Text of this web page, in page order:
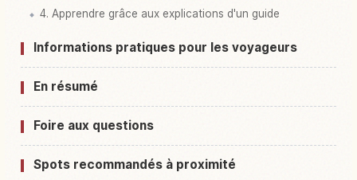
4. Apprendre grâce aux explications d'un guide
Informations pratiques pour les voyageurs
En résumé
Foire aux questions
Spots recommandés à proximité